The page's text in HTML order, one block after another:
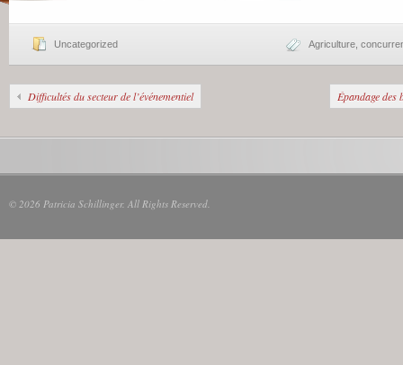
Uncategorized Agriculture
Difficultés du secteur de l’événementiel Épandage des
© 2026 Patricia Schillinger. All Rights Reserved.